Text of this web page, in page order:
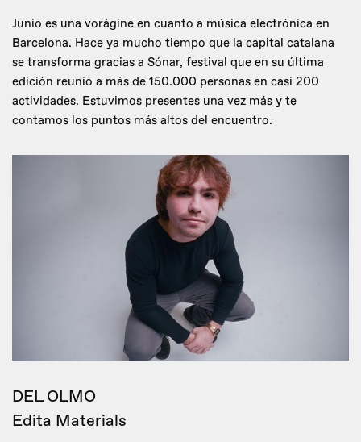
Junio es una vorágine en cuanto a música electrónica en
Barcelona. Hace ya mucho tiempo que la capital catalana
se transforma gracias a Sónar, festival que en su última
edición reunió a más de 150.000 personas en casi 200
actividades. Estuvimos presentes una vez más y te
contamos los puntos más altos del encuentro.
DEL OLMO
Edita Materials